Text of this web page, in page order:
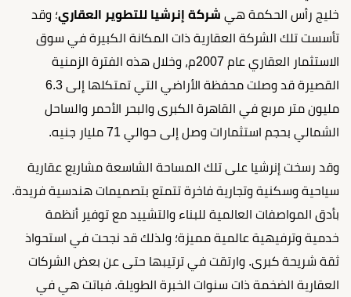
خليج رأس الحكمة هي شركة إنرشيا للتطوير العقاري؛ وقد
تأسست تلك الشركة العقارية ذات المكانة الكبيرة في سوق
الاستثمار العقاري عام 2007م، وخلال هذه الفترة الزمنية
القصيرة قد وصلت محفظة الأراضي التي تمتكلها إلى 6.3
مليون متر مربع في القاهرة الكبرى والبحر الأحمر والساحل
الشمالي بحجم استثمارات وصل إلى حوالي 71 مليار جنيه.
وقد رسخت إنرشيا على تلك المساحة الشاسعة مشاريع عقارية
سياحية وسكنية وتجارية فاخرة تتمتع بتصميمات هندسية فريدة.
بأدق المواصفات العالمية للبناء والتشييد مع توفير أنظمة
خدمية وترفيهية عالمية مميزة؛ ولذلك قد نجحت في استحواذ
ثقة شريحة كبرى. وارتقت في ترتيبها حتى عن بعض الشركات
العقارية الضخمة ذات سنوات الخبرة الطويلة. فباتت هي في